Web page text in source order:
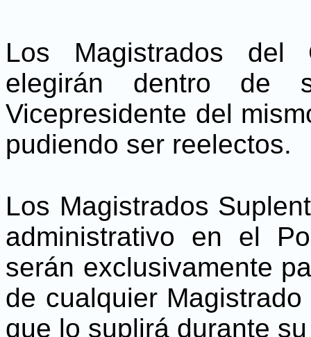
Los Magistrados del
elegirán dentro de
Vicepresidente del
pudiendo ser reelectos.
Los Magistrados
administrativo en el
serán exclusivamente
de cualquier
que lo suplirá durante